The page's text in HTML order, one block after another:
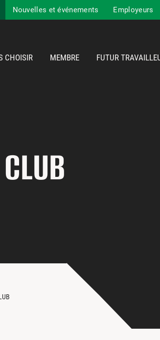
Nouvelles et événements Employeurs
CHOISIR MEMBRE FUTUR